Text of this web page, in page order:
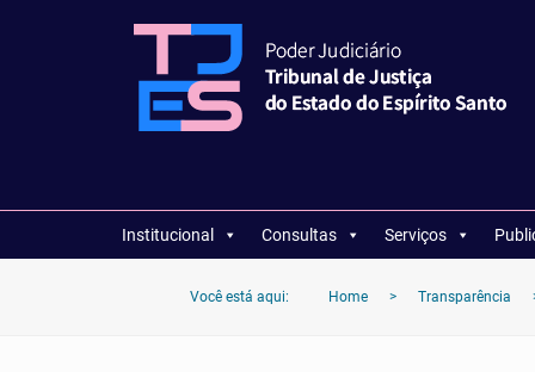
Institucional Consultas Serviços
Você está aqui: Home > Transparência